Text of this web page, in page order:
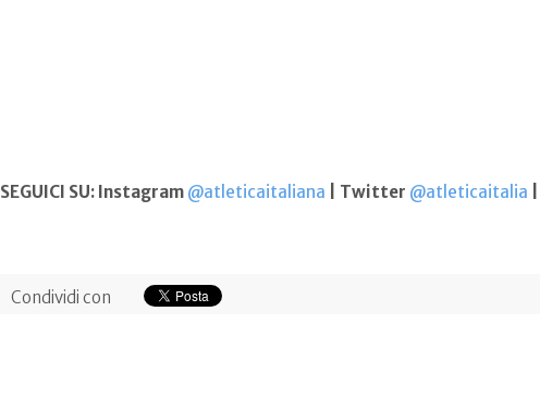
SEGUICI SU: Instagram @atleticaitaliana | Twitter @atleticaitalia
Condividi con